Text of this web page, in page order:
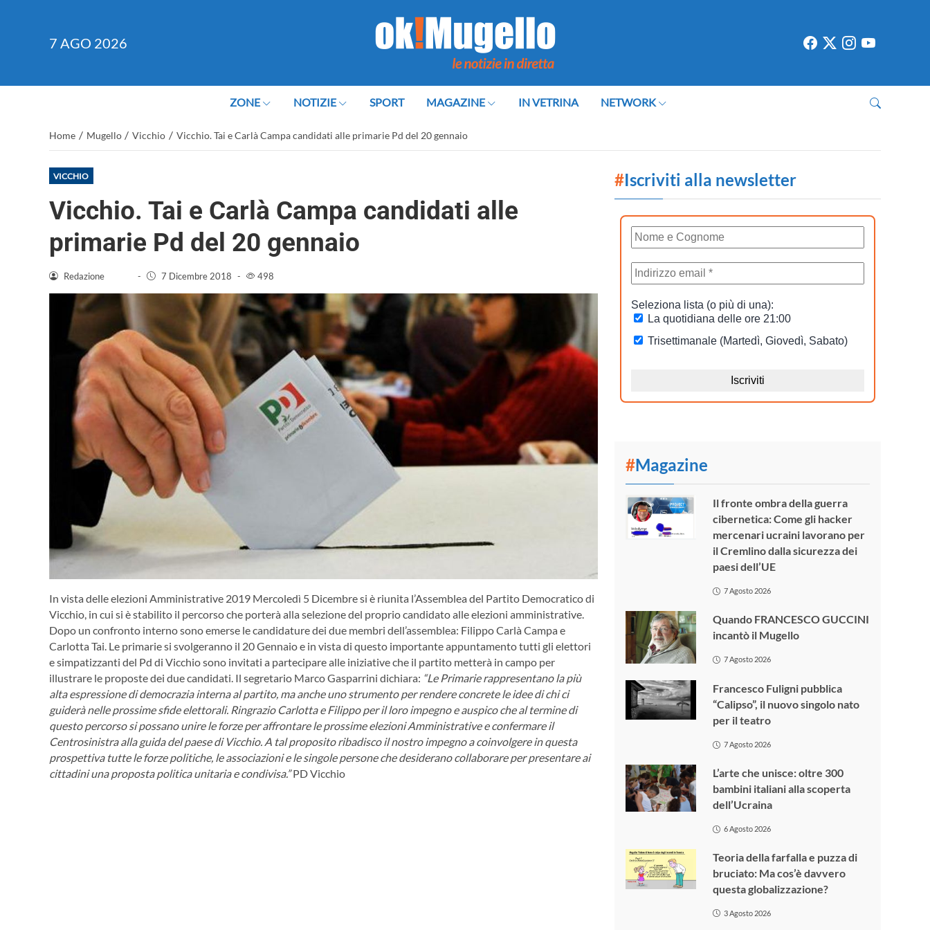
7 AGO 2026
ZONE NOTIZIE SPORT MAGAZINE IN VETRINA NETWORK
Home / Mugello / Vicchio / Vicchio. Tai e Carlà Campa candidati alle primarie Pd del 20 gennaio
VICCHIO
Vicchio. Tai e Carlà Campa candidati alle
primarie Pd del 20 gennaio
Redazione - 7 Dicembre 2018 - 498
In vista delle elezioni Amministrative 2019 Mercoledì 5 Dicembre si è riunita l’Assemblea del Partito Democratico di
Vicchio, in cui si è stabilito il percorso che porterà alla selezione del proprio candidato alle elezioni amministrative.
Dopo un confronto interno sono emerse le candidature dei due membri dell’assemblea: Filippo Carlà Campa e
Carlotta Tai. Le primarie si svolgeranno il 20 Gennaio e in vista di questo importante appuntamento tutti gli elettori
e simpatizzanti del Pd di Vicchio sono invitati a partecipare alle iniziative che il partito metterà in campo per
illustrare le proposte dei due candidati. Il segretario Marco Gasparrini dichiara: “Le Primarie rappresentano la più
alta espressione di democrazia interna al partito, ma anche uno strumento per rendere concrete le idee di chi ci
guiderà nelle prossime sfide elettorali. Ringrazio Carlotta e Filippo per il loro impegno e auspico che al termine di
questo percorso si possano unire le forze per affrontare le prossime elezioni Amministrative e confermare il
Centrosinistra alla guida del paese di Vicchio. A tal proposito ribadisco il nostro impegno a coinvolgere in questa
prospettiva tutte le forze politiche, le associazioni e le singole persone che desiderano collaborare per presentare ai
cittadini una proposta politica unitaria e condivisa.”PD Vicchio
#Iscriviti alla newsletter
#Magazine
Il fronte ombra della guerra
cibernetica: Come gli hacker
mercenari ucraini lavorano per
il Cremlino dalla sicurezza dei
paesi dell’UE
7 Agosto 2026
Quando FRANCESCO GUCCINI
incantò il Mugello
7 Agosto 2026
Francesco Fuligni pubblica
“Calipso”, il nuovo singolo nato
per il teatro
7 Agosto 2026
L’arte che unisce: oltre 300
bambini italiani alla scoperta
dell’Ucraina
6 Agosto 2026
Teoria della farfalla e puzza di
bruciato: Ma cos’è davvero
questa globalizzazione?
3 Agosto 2026